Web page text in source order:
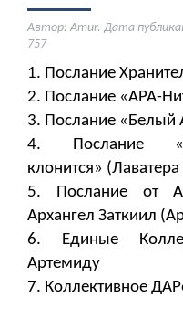
Автор: Amur. Дата
757
1. Послание
2. Послание «АРА-
3. Послание «Белый
4. Послание
клонится»
5. Послание от
Архангел Заткиил
6. Единые
Артемиду
7. Коллективное